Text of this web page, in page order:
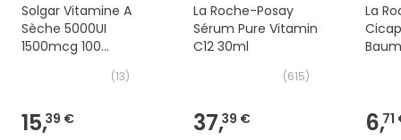
Solgar Vitamine A
Sèche 5000UI
1500mcg 100
(13)
15,39 €
La Roche-Posay
Sérum Pure Vitamin
C12 30ml
(615)
37,39 €
La
6,71